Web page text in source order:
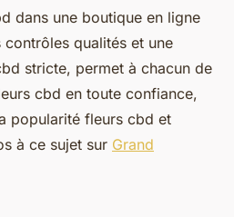
dans une boutique en ligne
qualités et une
stricte, permet à chacun de
cbd en toute confiance,
popularité fleurs cbd et
à ce sujet sur Grand